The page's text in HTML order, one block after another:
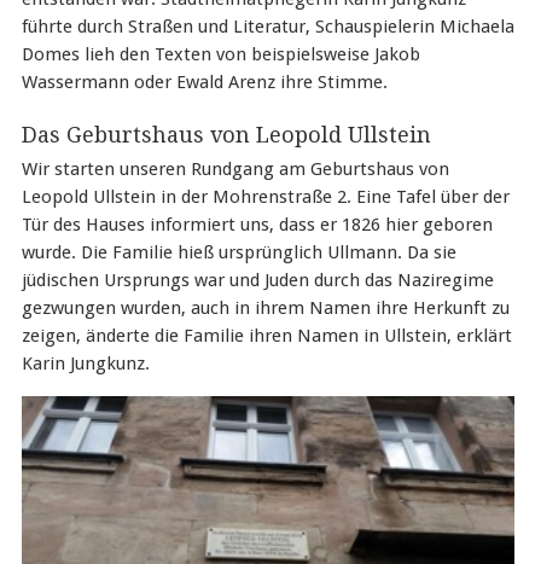
führte durch Straßen und Literatur, Schauspielerin Michaela
Domes lieh den Texten von beispielsweise Jakob
Wassermann oder Ewald Arenz ihre Stimme.
Das Geburtshaus von Leopold Ullstein
Wir starten unseren Rundgang am Geburtshaus von
Leopold Ullstein in der Mohrenstraße 2. Eine Tafel über der
Tür des Hauses informiert uns, dass er 1826 hier geboren
wurde. Die Familie hieß ursprünglich Ullmann. Da sie
jüdischen Ursprungs war und Juden durch das Naziregime
gezwungen wurden, auch in ihrem Namen ihre Herkunft zu
zeigen, änderte die Familie ihren Namen in Ullstein, erklärt
Karin Jungkunz.